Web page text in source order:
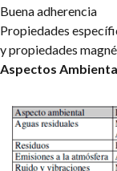
Buena adherencia
Propiedades
y propiedades
Aspectos